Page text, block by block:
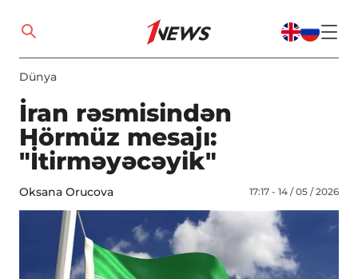
Dünya
İran rəsmisindən
Hörmüz mesajı:
"İtirməyəcəyik"
Oksana Orucova 17:17 - 14 / 05 / 2026